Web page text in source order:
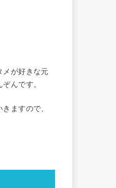
メが好きな元
んです。
ますので、